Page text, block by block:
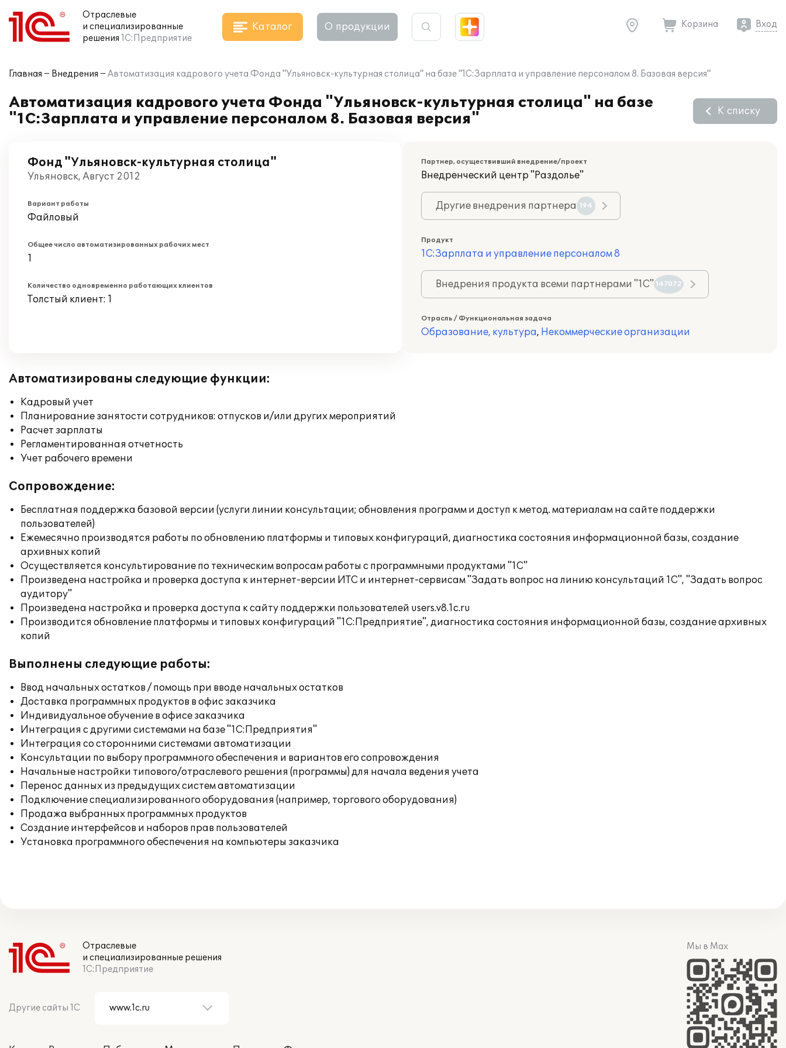
Отраслевые
и специализированные
решения 1С:Предприятие
Каталог О продукции Корзина Вход
Главная Внедрения Автоматизация кадрового учета Фонда "Ульяновск-культурная столица" на базе "1С:Зарплата и управление персоналом 8. Базовая версия"
Автоматизация кадрового учета Фонда "Ульяновск-культурная столица" на базе
"1С:Зарплата и управление персоналом 8. Базовая версия"
К списку
Фонд "Ульяновск-культурная столица"
Ульяновск, Август 2012
Вариант работы
Файловый
Общее число автоматизированных рабочих мест
1
Количество одновременно работающих клиентов
Толстый клиент: 1
Партнер, осуществивший внедрение/проект
Внедренческий центр "Раздолье"
Другие внедрения партнера 194
Продукт
1С:Зарплата и управление персоналом 8
Внедрения продукта всеми партнерами "1С" 147072
Отрасль / Функциональная задача
Образование, культура, Некоммерческие организации
Автоматизированы следующие функции:
Кадровый учет
Планирование занятости сотрудников: отпусков и/или других мероприятий
Расчет зарплаты
Регламентированная отчетность
Учет рабочего времени
Сопровождение:
Бесплатная поддержка базовой версии (услуги линии консультации; обновления программ и доступ к метод. материалам на сайте поддержки
пользователей)
Ежемесячно производятся работы по обновлению платформы и типовых конфигураций, диагностика состояния информационной базы, создание
архивных копий
Осуществляется консультирование по техническим вопросам работы с программными продуктами "1С"
Произведена настройка и проверка доступа к интернет-версии ИТС и интернет-сервисам "Задать вопрос на линию консультаций 1С", "Задать вопрос
аудитору"
Произведена настройка и проверка доступа к сайту поддержки пользователей users.v8.1c.ru
Производится обновление платформы и типовых конфигураций "1С:Предприятие", диагностика состояния информационной базы, создание архивных
копий
Выполнены следующие работы:
Ввод начальных остатков / помощь при вводе начальных остатков
Доставка программных продуктов в офис заказчика
Индивидуальное обучение в офисе заказчика
Интеграция с другими системами на базе "1С:Предприятия"
Интеграция со сторонними системами автоматизации
Консультации по выбору программного обеспечения и вариантов его сопровождения
Начальные настройки типового/отраслевого решения (программы) для начала ведения учета
Перенос данных из предыдущих систем автоматизации
Подключение специализированного оборудования (например, торгового оборудования)
Продажа выбранных программных продуктов
Создание интерфейсов и наборов прав пользователей
Установка программного обеспечения на компьютеры заказчика
Отраслевые
и специализированные решения
1С:Предприятие
Другие сайты 1С
Мы в Max